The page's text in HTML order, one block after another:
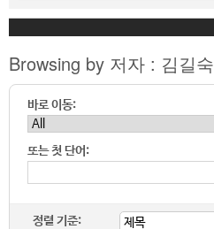
Browsing by 저자 : 김길숙
바로 이동:
또는 첫 단어:
정렬 기준: